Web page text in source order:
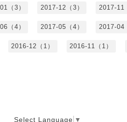
（3） 2017-12（3） 2017-11
（4） 2017-05（4） 2017-04
2016-12（1） 2016-11（1）
Select Language ▼